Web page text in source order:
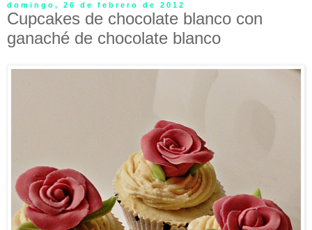
domingo, 26 de febrero de 2012
Cupcakes de chocolate blanco con
ganaché de chocolate blanco